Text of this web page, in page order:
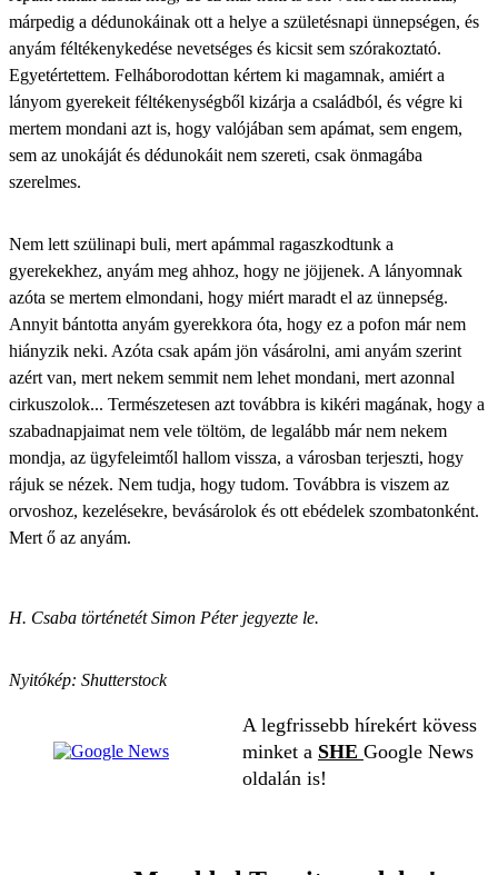
márpedig a dédunokáinak ott a helye a születésnapi ünnepségen, és
anyám féltékenykedése nevetséges és kicsit sem szórakoztató.
Egyetértettem. Felháborodottan kértem ki magamnak, amiért a
lányom gyerekeit féltékenységből kizárja a családból, és végre ki
mertem mondani azt is, hogy valójában sem apámat, sem engem,
sem az unokáját és dédunokáit nem szereti, csak önmagába
szerelmes.
Nem lett szülinapi buli, mert apámmal ragaszkodtunk a
gyerekekhez, anyám meg ahhoz, hogy ne jöjjenek. A lányomnak
azóta se mertem elmondani, hogy miért maradt el az ünnepség.
Annyit bántotta anyám gyerekkora óta, hogy ez a pofon már nem
hiányzik neki. Azóta csak apám jön vásárolni, ami anyám szerint
azért van, mert nekem semmit nem lehet mondani, mert azonnal
cirkuszolok... Természetesen azt továbbra is kikéri magának, hogy a
szabadnapjaimat nem vele töltöm, de legalább már nem nekem
mondja, az ügyfeleimtől hallom vissza, a városban terjeszti, hogy
rájuk se nézek. Nem tudja, hogy tudom. Továbbra is viszem az
orvoshoz, kezelésekre, bevásárolok és ott ebédelek szombatonként.
Mert ő az anyám.
H. Csaba történetét Simon Péter jegyezte le.
Nyitókép: Shutterstock
A legfrissebb hírekért kövess
minket a SHE Google News
oldalán is!